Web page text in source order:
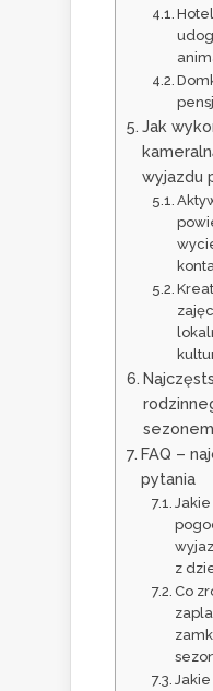
Jak
wyjazdu
FAQ –
pytania
z
Co